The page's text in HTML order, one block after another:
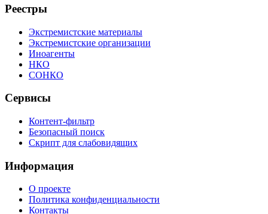
Реестры
Экстремистские материалы
Экстремистские организации
Иноагенты
НКО
СОНКО
Сервисы
Контент-фильтр
Безопасный поиск
Скрипт для слабовидящих
Информация
О проекте
Политика конфиденциальности
Контакты